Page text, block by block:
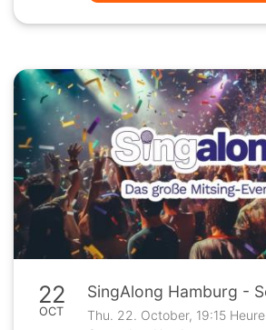
22
OCT
Thu. 22. October, 19:15 Heure